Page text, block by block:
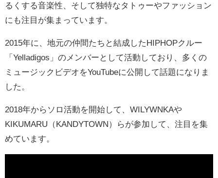
るくする音楽性、そして独特なタトゥーやファッション
にも注目が集まっています。
2015年に、地元の仲間たちと結成したHIPHOPクルー
「Yelladigos」のメンバーとして活動しており、多くの
ミュージックビデオをYouTubeに公開して話題になりま
した。
2018年からソロ活動を開始して、WILYWNKAや
KIKUMARU（KANDYTOWN）らが参加して、注目を集
めています。